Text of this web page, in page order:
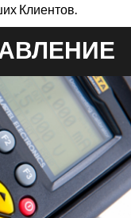
Клиентов.